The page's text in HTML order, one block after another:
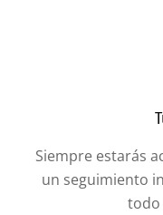
Siempre estarás
un seguimiento
todo